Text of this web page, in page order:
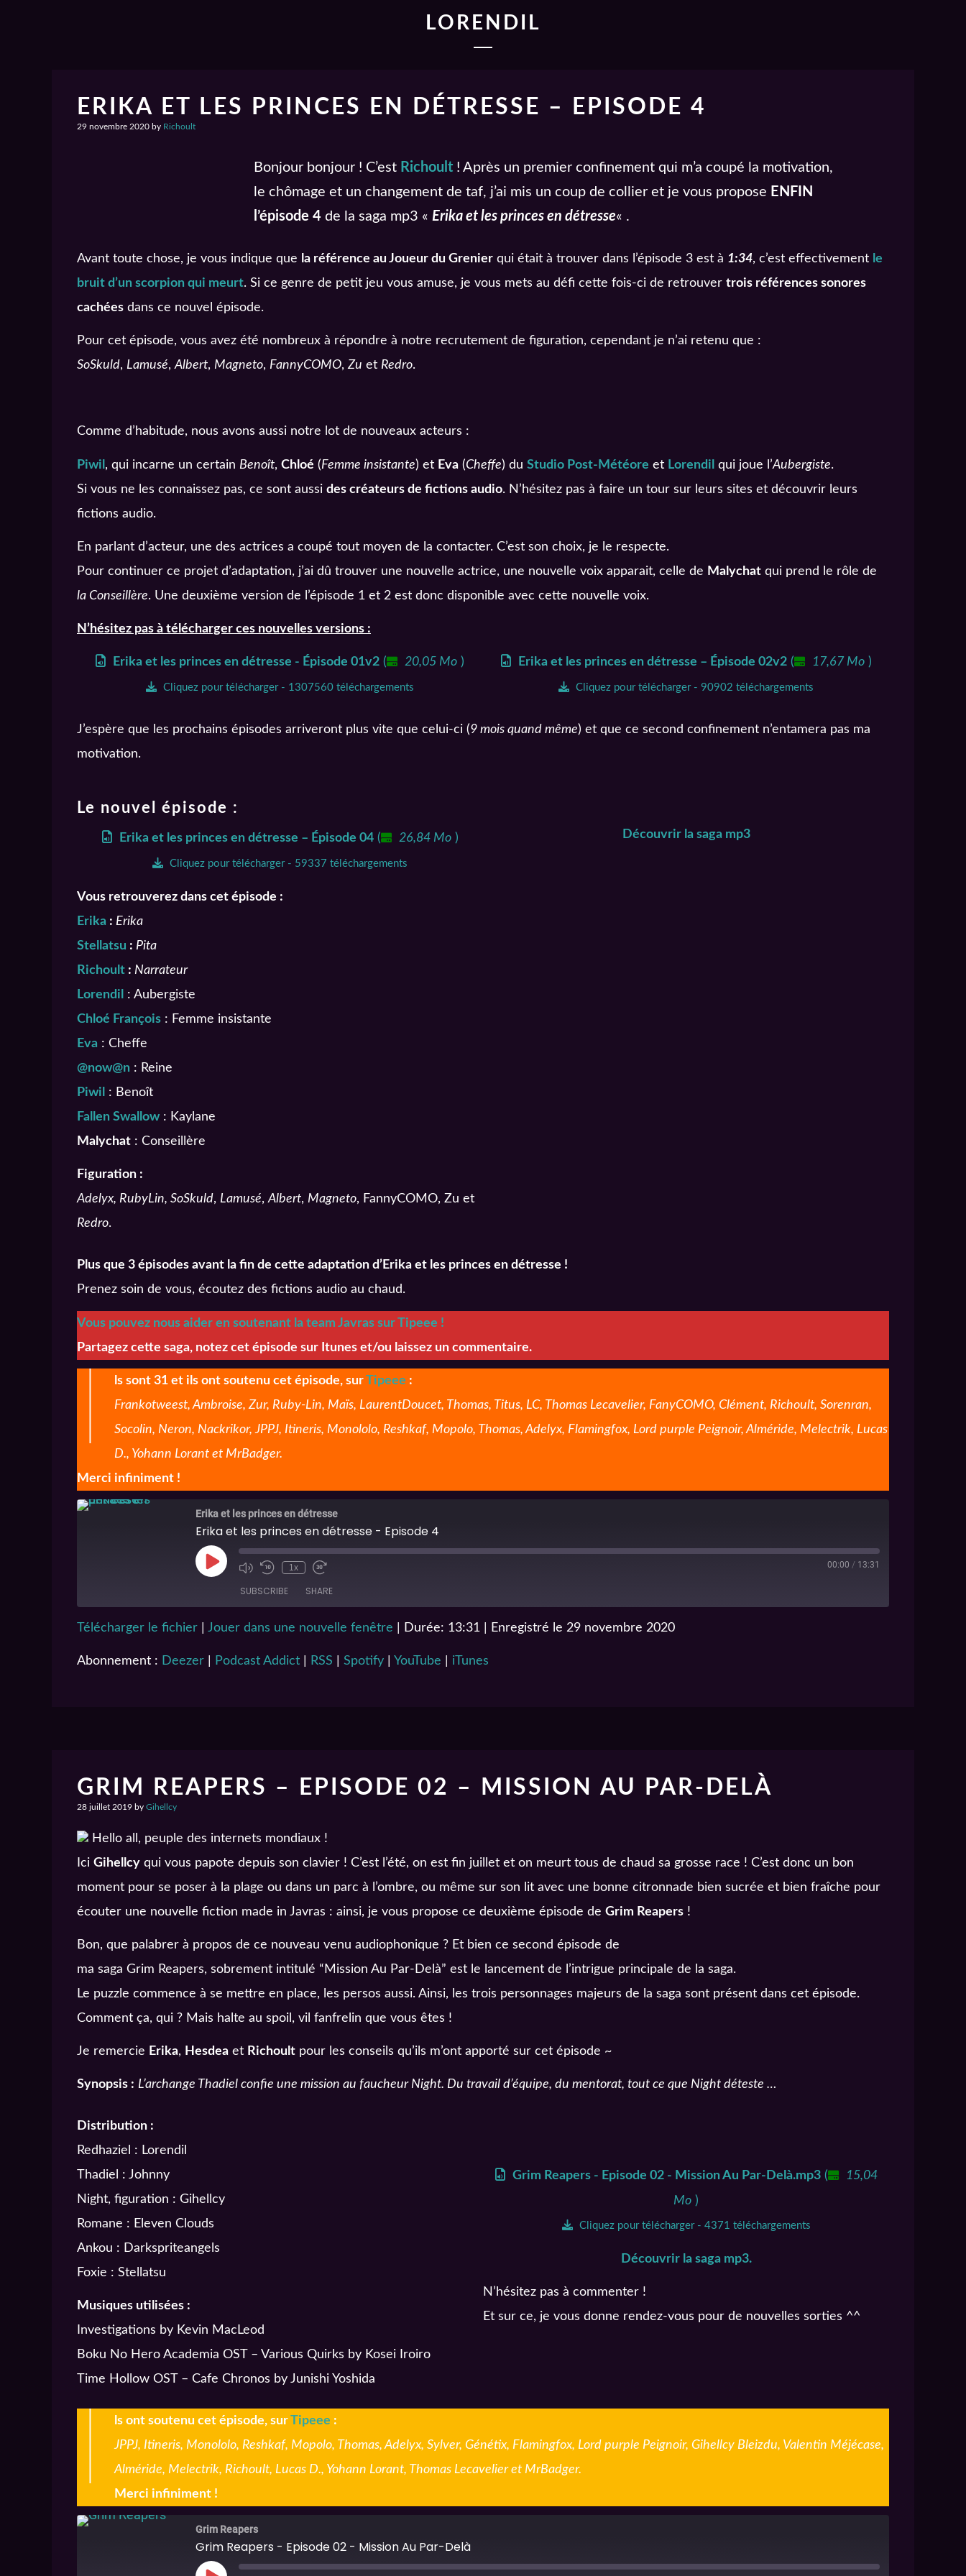
LORENDIL
ERIKA ET LES PRINCES EN DÉTRESSE – EPISODE 4
29 novembre 2020 by Richoult
Bonjour bonjour ! C’est Richoult ! Après un premier confinement qui m’a coupé la motivation,
le chômage et un changement de taf, j’ai mis un coup de collier et je vous propose ENFIN
l’épisode 4 de la saga mp3 « Erika et les princes en détresse« .
Avant toute chose, je vous indique que la référence au Joueur du Grenier qui était à trouver dans l’épisode 3 est à 1:34, c’est effectivement le
bruit d’un scorpion qui meurt. Si ce genre de petit jeu vous amuse, je vous mets au défi cette fois-ci de retrouver trois références sonores
cachées dans ce nouvel épisode.
Pour cet épisode, vous avez été nombreux à répondre à notre recrutement de figuration, cependant je n’ai retenu que :
SoSkuld, Lamusé,Albert, Magneto, FannyCOMO,Zu et Redro.
Comme d’habitude, nous avons aussi notre lot de nouveaux acteurs :
Piwil , qui incarne un certain Benoît, Chloé (Femme insistante) et Eva (Cheffe) du Studio Post-Météore et Lorendil qui joue l’Aubergiste.
Si vous ne les connaissez pas, ce sont aussi des créateurs de fictions audio. N’hésitez pas à faire un tour sur leurs sites et découvrir leurs
fictions audio.
En parlant d’acteur, une des actrices a coupé tout moyen de la contacter. C’est son choix, je le respecte.
Pour continuer ce projet d’adaptation, j’ai dû trouver une nouvelle actrice, une nouvelle voix apparait, celle de Malychat qui prend le rôle de
la Conseillère. Une deuxième version de l’épisode 1 et 2 est donc disponible avec cette nouvelle voix.
N’hésitez pas à télécharger ces nouvelles versions :
Erika et les princes en détresse - Épisode 01v2 ( 20,05 Mo )
Cliquez pour télécharger - 1307560 téléchargements
Erika et les princes en détresse – Épisode 02v2( 17,67 Mo )
Cliquez pour télécharger - 90902 téléchargements
J’espère que les prochains épisodes arriveront plus vite que celui-ci (9 mois quand même) et que ce second confinement n’entamera pas ma
motivation.
Le nouvel épisode :
Erika et les princes en détresse – Épisode 04( 26,84 Mo )
Cliquez pour télécharger - 59337 téléchargements
Vous retrouverez dans cet épisode :
Erika : Erika
Stellatsu : Pita
Richoult : Narrateur
Lorendil
: Aubergiste
Chloé François : Femme insistante
Eva : Cheffe
@now@n : Reine
Piwil
: Benoît
Fallen Swallow : Kaylane
Malychat : Conseillère
Figuration :
Adelyx, RubyLin, SoSkuld, Lamusé,Albert, Magneto, FannyCOMO, Zu et
Redro.
Découvrir la saga mp3
Plus que 3 épisodes avant la fin de cette adaptation d’Erika et les princes en détresse !
Prenez soin de vous, écoutez des fictions audio au chaud.
Vous pouvez nous aider en soutenant la team Javras sur Tipeee !
Partagez cette saga, notez cet épisode sur Itunes et/ou laissez un commentaire.
ls sont 31 et ils ont soutenu cet épisode, surTipeee :
Frankotweest, Ambroise, Zur, Ruby-Lin, Maïs, LaurentDoucet, Thomas, Titus, LC, Thomas Lecavelier, FanyCOMO, Clément, Richoult, Sorenran,
Socolin, Neron, Nackrikor, JPPJ, Itineris, Monololo, Reshkaf, Mopolo, Thomas, Adelyx, Flamingfox, Lord purple Peignoir, Alméride, Melectrik, Lucas
D., Yohann Lorant et MrBadger.
Merci infiniment !
Erika et les princes en détresse
Erika et les princes en détresse - Episode 4
1x 00:00 / 13:31
SUBSCRIBE SHARE
Deezer Podcast Addict
Spotify YouTube
SHARE
LINK
Télécharger le fichier Jouer dans une nouvelle fenêtre Durée: 13:31 Enregistré le 29 novembre 2020
Abonnement : Deezer Podcast Addict RSS Spotify YouTube iTunes
GRIM REAPERS – EPISODE 02 – MISSION AU PAR-DELÀ
28 juillet 2019 by Gihellcy
Hello all, peuple des internets mondiaux !
Ici Gihellcy qui vous papote depuis son clavier ! C’est l’été, on est fin juillet et on meurt tous de chaud sa grosse race ! C’est donc un bon
moment pour se poser à la plage ou dans un parc à l’ombre, ou même sur son lit avec une bonne citronnade bien sucrée et bien fraîche pour
écouter une nouvelle fiction made in Javras : ainsi, je vous propose ce deuxième épisode de Grim Reapers !
Bon, que palabrer à propos de ce nouveau venu audiophonique ? Et bien ce second épisode de
ma saga Grim Reapers, sobrement intitulé “Mission Au Par-Delà” est le lancement de l’intrigue principale de la saga.
Le puzzle commence à se mettre en place, les persos aussi. Ainsi, les trois personnages majeurs de la saga sont présent dans cet épisode.
Comment ça, qui ? Mais halte au spoil, vil fanfrelin que vous êtes !
Je remercie Erika, Hesdea et Richoult pour les conseils qu’ils m’ont apporté sur cet épisode ~
Synopsis : L’archange Thadiel confie une mission au faucheur Night. Du travail d’équipe, du mentorat, tout ce que Night déteste …
Distribution :
Redhaziel : Lorendil
Thadiel : Johnny
Night, figuration : Gihellcy
Romane : Eleven Clouds
Ankou : Darkspriteangels
Foxie : Stellatsu
Musiques utilisées :
Investigations by Kevin MacLeod
Boku No Hero Academia OST – Various Quirks by Kosei Iroiro
Time Hollow OST – Cafe Chronos by Junishi Yoshida
Grim Reapers - Episode 02 - Mission Au Par-Delà.mp3(
15,04
Mo )
Cliquez pour télécharger - 4371 téléchargements
Découvrir la saga mp3.
N’hésitez pas à commenter !
Et sur ce, je vous donne rendez-vous pour de nouvelles sorties ^^
ls ont soutenu cet épisode, surTipeee :
JPPJ, Itineris, Monololo, Reshkaf, Mopolo, Thomas, Adelyx, Sylver, Génétix, Flamingfox, Lord purple Peignoir, Gihellcy Bleizdu, Valentin Méjécase,
Alméride, Melectrik, Richoult, Lucas D., Yohann Lorant, Thomas Lecavelier et MrBadger.
Merci infiniment !
Grim Reapers
Grim Reapers - Episode 02 - Mission Au Par-Delà